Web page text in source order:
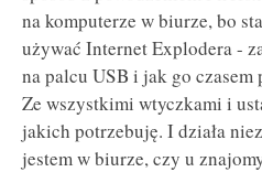
na komputerze w biurze, bo
używać Internet Explodera -
na palcu USB i jak go
Ze wszystkimi wtyczkami i
jakich potrzebuję. I działa
jestem w biurze, czy u